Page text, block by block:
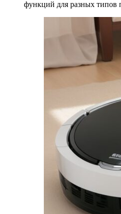
функций для разных типов